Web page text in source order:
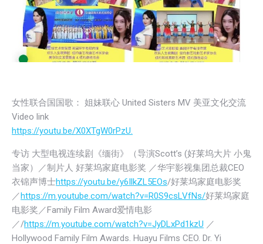
女性联合国国歌： 姐妹联心 United Sisters MV 美亚文化交流
Video link
https://youtu.be/X0XTgW0rPzU.
专访 大型电视连续剧《缅街》（导演Scott’s (好莱坞大片 小鬼
当家）／制片人 好莱坞家庭电影奖 ／华宇影视集团总裁CEO
衣锦声博士https://youtu.be/y6IlkZL5EOs/好莱坞家庭电影奖
／https://m.youtube.com/watch?v=R0S9csLVfNs/好莱坞家庭
电影奖／Family Film Award爱情电影
／/https://m.youtube.com/watch?v=JyDLxPd1kzU ／
Hollywood Family Film Awards. Huayu Films CEO. Dr. Yi